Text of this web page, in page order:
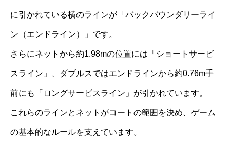
に引かれている横のラインが「バックバウンダリーライ
ン（エンドライン）」です。
さらにネットから約1.98mの位置には「ショートサービ
スライン」、ダブルスではエンドラインから約0.76m手
前にも「ロングサービスライン」が引かれています。
これらのラインとネットがコートの範囲を決め、ゲーム
の基本的なルールを支えています。